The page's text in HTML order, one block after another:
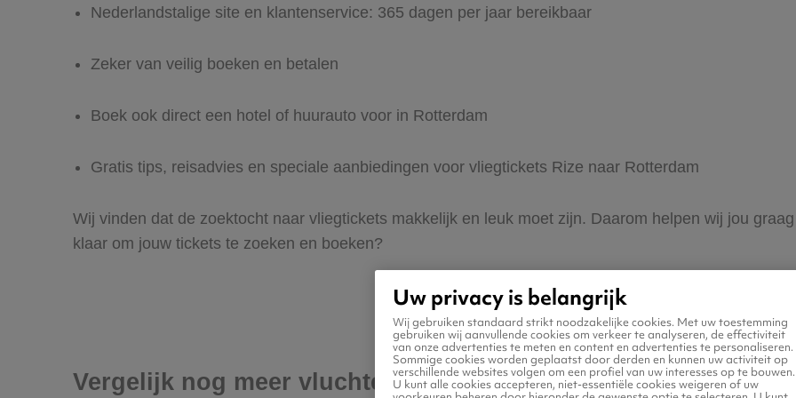
Nederlandstalige site en klantenservice: 365 dagen per jaar bereikbaar
Zeker van veilig boeken en betalen
Boek ook direct een hotel of huurauto voor in Rotterdam
Gratis tips, reisadvies en speciale aanbiedingen voor vliegtickets Rize naar Rotterdam
Wij vinden dat de zoektocht naar vliegtickets makkelijk en leuk moet zijn. Daarom helpen wij jou
klaar om jouw tickets te zoeken en boeken?
Vergelijk nog meer vluchten naar Rotterdam
Uw privacy is belangrijk
Wij gebruiken standaard strikt noodzakelijke cookies. Met uw toestemming
gebruiken wij aanvullende cookies om verkeer te analyseren, de effectiviteit
van onze advertenties te meten en content en advertenties te personaliseren.
Sommige cookies worden geplaatst door derden en kunnen uw activiteit op
verschillende websites volgen om een profiel van uw interesses op te bouwen.
U kunt alle cookies accepteren, niet-essentiële cookies weigeren of uw